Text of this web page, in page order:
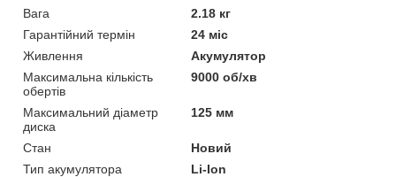
Вага
2.18 кг
Гарантійний термін
24 міс
Живлення
Акумулятор
Максимальна кількість
обертів
9000 об/хв
Максимальний діаметр
диска
125 мм
Стан
Новий
Тип акумулятора
Li-Ion